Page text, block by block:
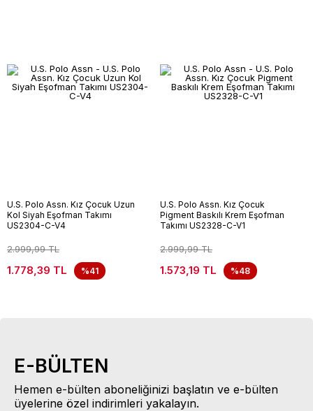
U.S. Polo Assn. Kız Çocuk Uzun
Kol Siyah Eşofman Takımı
US2304-C-V4
2.999,99 TL
1.778,39 TL %41
U.S. Polo Assn. Kız Çocuk
Pigment Baskılı Krem Eşofman
Takımı US2328-C-V1
2.999,99 TL
1.573,19 TL %48
E-BÜLTEN
Hemen e-bülten aboneliğinizi başlatın ve e-bülten
üyelerine özel indirimleri yakalayın.